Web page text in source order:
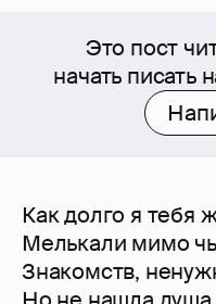
Это пост
начать писать
Как долго я тебя
Мелькали мимо
Знакомств,